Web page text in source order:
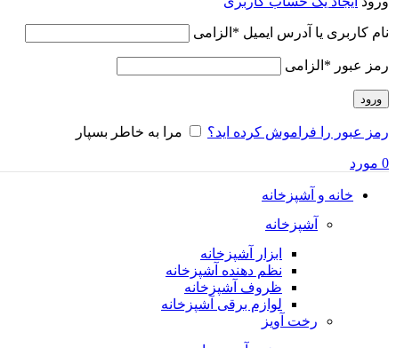
نام کاربری یا آدرس ایمیل * الزامی
رمز عبور * الزامی
ورود
رمز عبور را فراموش کرده اید؟ مرا به خاطر بسپار
0 مورد
خانه و آشپزخانه
آشپزخانه
ابزار آشپزخانه
نظم دهنده آشپزخانه
ظروف آشپزخانه
لوازم برقی آشپزخانه
رخت آویز